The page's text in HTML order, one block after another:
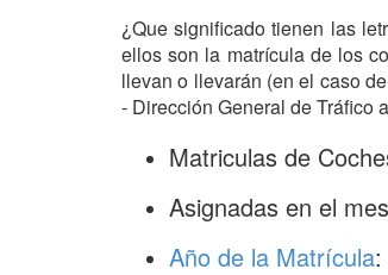
¿Que significado tienen las
ellos son la matrícula de los
llevan o llevarán (en el caso
- Dirección General de Tráfico
Matriculas de
Asignadas en el
Año de la Matrícula